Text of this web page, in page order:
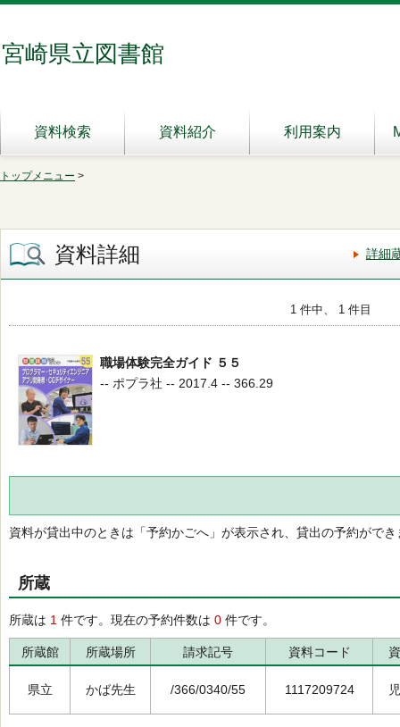
宮崎県立図書館
資料検索 資料紹介 利用案内
トップメニュー >
資料詳細 詳細
1 件中、 1 件目
職場体験完全ガイド ５５
-- ポプラ社 -- 2017.4 -- 366.29
資料が貸出中のときは「予約かごへ」が表示され、貸出の予約ができ
所蔵
所蔵は 1 件です。現在の予約件数は 0 件です。
所蔵館 所蔵場所 請求記号 資料コード
県立 かば先生 /366/0340/55 1117209724